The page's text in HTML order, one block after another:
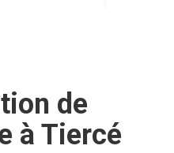
de
à Tiercé